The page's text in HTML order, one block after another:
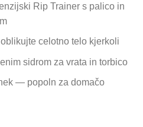
Rip Trainer s palico in
celotno telo kjerkoli
sidrom za vrata in torbico
— popoln za domačo